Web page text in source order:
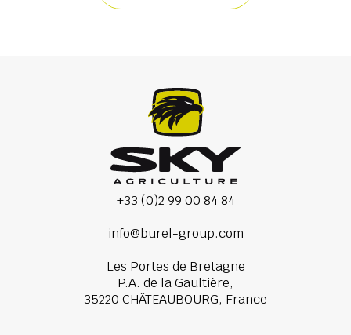
+33 (0)2 99 00 84 84
info@burel-group.com
Les Portes de Bretagne
P.A. de la Gaultière,
35220 CHÂTEAUBOURG, France